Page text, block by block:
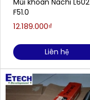
Mũi khoan Nachi L602
F51.0
12.189.000₫
Liên hệ